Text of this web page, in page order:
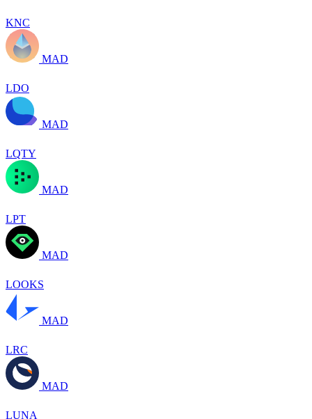
KNC
MAD
LDO
MAD
LQTY
MAD
LPT
MAD
LOOKS
MAD
LRC
MAD
LUNA